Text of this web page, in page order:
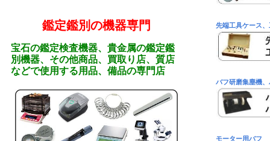
先端工具ケース
バフ研磨集塵機
モーター用バフ
鑑定鑑別の機器専門
宝石の鑑定検査機器、貴金属の鑑定鑑
別機器、その他商品、買取り店、質店
などで使用する用品、備品の専門店